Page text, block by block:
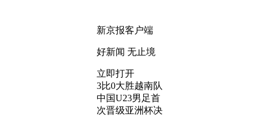
新京报客户端
好新闻 无止境
立即打开
3比0大胜越南队
中国U23男足首
次晋级亚洲杯决